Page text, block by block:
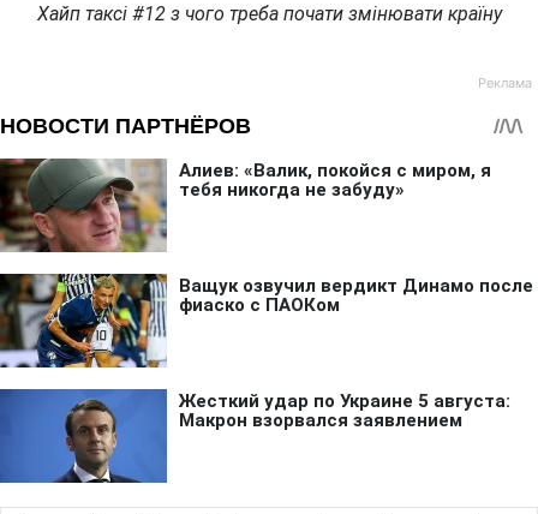
Хайп таксі #12 з чого треба почати змінювати країну